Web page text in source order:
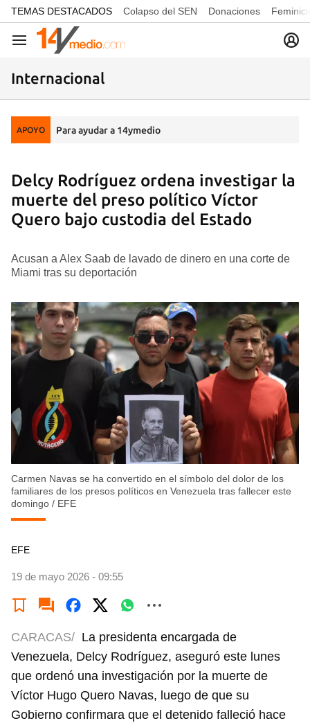
common.go-to-content
TEMAS DESTACADOS Colapso del SEN Donaciones
Navegación
Internacional
APOYO Para ayudar a 14ymedio
Delcy Rodríguez ordena investigar la
muerte del preso político Víctor
Quero bajo custodia del Estado
Acusan a Alex Saab de lavado de dinero en una corte de
Miami tras su deportación
Carmen Navas se ha convertido en el símbolo del dolor de los
familiares de los presos políticos en Venezuela tras fallecer este
domingo / EFE
EFE
19 de mayo 2026 - 09:55
CARACAS/ La presidenta encargada de
Venezuela, Delcy Rodríguez, aseguró este lunes
que ordenó una investigación por la muerte de
Víctor Hugo Quero Navas, luego de que su
Gobierno confirmara que el detenido falleció hace